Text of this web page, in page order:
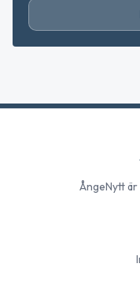
ÅngeNyttär